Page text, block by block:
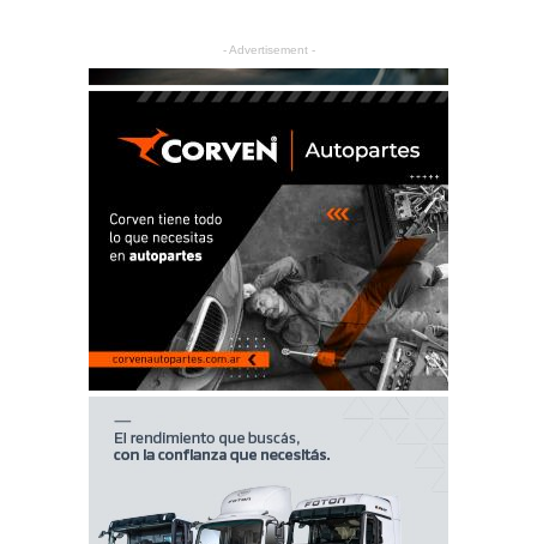
- Advertisement -